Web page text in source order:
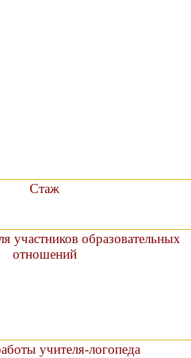
Стаж
участников образовательных
отношений
учителя-логопеда